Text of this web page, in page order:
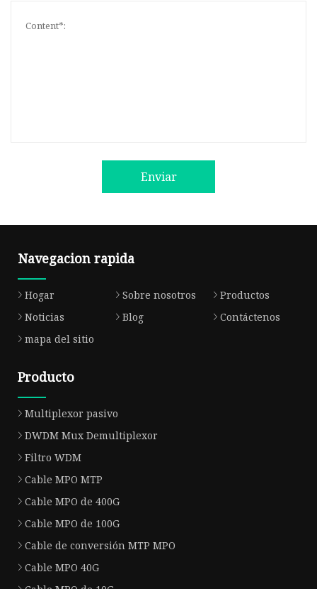
Enviar
Navegacion rapida
Hogar Sobre nosotros
Productos
Noticias
Blog
Contáctenos
mapa del sitio
Producto
Multiplexor pasivo
DWDM Mux Demultiplexor
Filtro WDM
Cable MPO MTP
Cable MPO de 400G
Cable MPO de 100G
Cable de conversión MTP MPO
Cable MPO 40G